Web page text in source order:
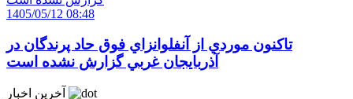
1405/05/12 08:48
تاکنون موردي از آنفلوانزاي فوق حاد پرندگان در
آذربايجان غربي گزارش نشده است